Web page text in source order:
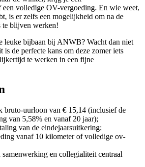
volledige OV-vergoeding. En wie weet,
is er zelfs een mogelijkheid om na de
te blijven werken!
leuke bijbaan bij ANWB? Wacht dan niet
de perfecte kans om deze zomer iets
te werken in een fijne
bruto-uurloon van € 15,14 (inclusief de
van 5,58% en vanaf 20 jaar);
van de eindejaarsuitkering;
vanaf 10 kilometer of volledige ov-
samenwerking en collegialiteit centraal